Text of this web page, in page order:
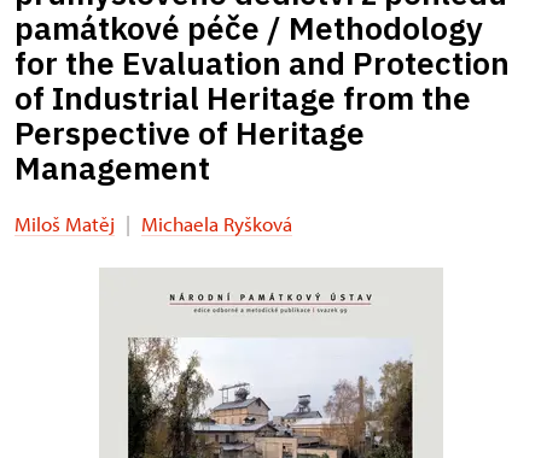
památkové péče / Methodology
for the Evaluation and Protection
of Industrial Heritage from the
Perspective of Heritage
Management
Miloš Matěj | Michaela Ryšková